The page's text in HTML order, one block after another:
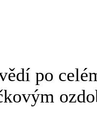
po